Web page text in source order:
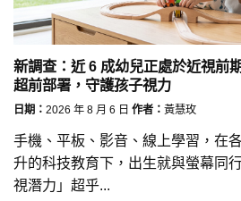
新調查：近 6 成幼兒正處於近視前
超前部署，守護孩子視力
日期： 2026 年 8 月 6 日 作者： 黃慧玫
手機、平板、影音、線上學習，在
升的科技教育下，出生就與螢幕同
視潛力」超乎...